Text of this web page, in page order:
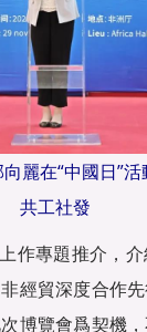
麗在“中國日”活
共工社發
作專題推介，
經貿深度合作
博覽會爲契機